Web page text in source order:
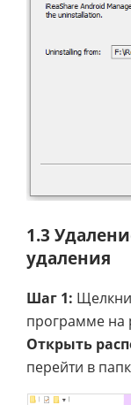
1.3
удаления
Шаг 1:
программе на
Открыть
перейти в